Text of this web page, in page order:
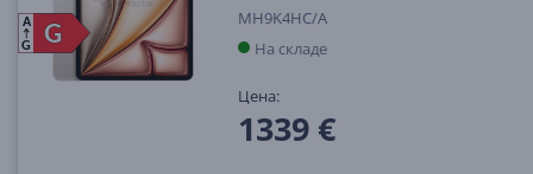
G
G
A
G
MH9K4HC/A
На складе
Цена:
1339 €